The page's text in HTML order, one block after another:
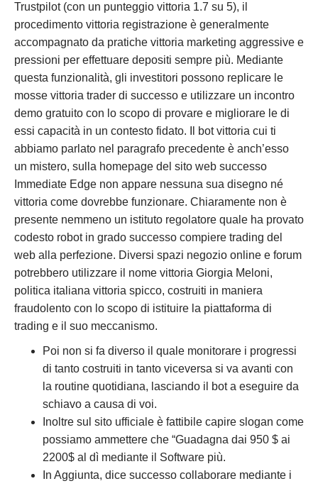
Trustpilot (con un punteggio vittoria 1.7 su 5), il
procedimento vittoria registrazione è generalmente
accompagnato da pratiche vittoria marketing aggressive e
pressioni per effettuare depositi sempre più. Mediante
questa funzionalità, gli investitori possono replicare le
mosse vittoria trader di successo e utilizzare un incontro
demo gratuito con lo scopo di provare e migliorare le di
essi capacità in un contesto fidato. Il bot vittoria cui ti
abbiamo parlato nel paragrafo precedente è anch’esso
un mistero, sulla homepage del sito web successo
Immediate Edge non appare nessuna sua disegno né
vittoria come dovrebbe funzionare. Chiaramente non è
presente nemmeno un istituto regolatore quale ha provato
codesto robot in grado successo compiere trading del
web alla perfezione. Diversi spazi negozio online e forum
potrebbero utilizzare il nome vittoria Giorgia Meloni,
politica italiana vittoria spicco, costruiti in maniera
fraudolento con lo scopo di istituire la piattaforma di
trading e il suo meccanismo.
Poi non si fa diverso il quale monitorare i progressi
di tanto costruiti in tanto viceversa si va avanti con
la routine quotidiana, lasciando il bot a eseguire da
schiavo a causa di voi.
Inoltre sul sito ufficiale è fattibile capire slogan come
possiamo ammettere che “Guadagna dai 950 $ ai
2200$ al dì mediante il Software più.
In Aggiunta, dice successo collaborare mediante i